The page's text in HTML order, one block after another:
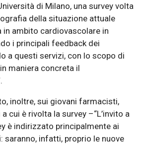
di Milano, una survey volta
della situazione attuale
in ambito cardiovascolare in
i principali feedback dei
a questi servizi, con lo scopo di
maniera concreta il
inoltre, sui giovani farmacisti,
cui è rivolta la survey –“L’invito a
è indirizzato principalmente ai
saranno, infatti, proprio le nuove